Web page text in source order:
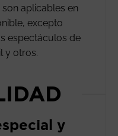
aplicables en
excepto
espectáculos de
y otros.
y